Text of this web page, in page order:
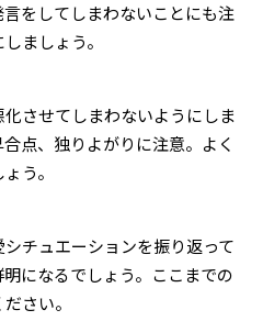
をしてしまわないことにも注
ましょう。
させてしまわないようにしま
点、独りよがりに注意。よく
う。
チュエーションを振り返って
になるでしょう。ここまでの
さい。